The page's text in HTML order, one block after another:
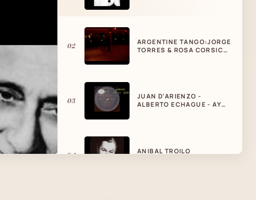
02
ARGENTINE TANGO:JORGE
TORRES & ROSA CORSICO
03
JUAN D'ARIENZO -
ALBERTO ECHAGUE - AY
04
ANIBAL TROILO